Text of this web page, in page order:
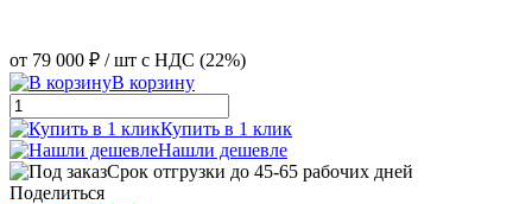
от 79 000 ₽ / шт с НДС (22%)
В корзину
Купить в 1 клик
Нашли дешевле
Срок отгрузки до 45-65 рабочих дней
Поделиться